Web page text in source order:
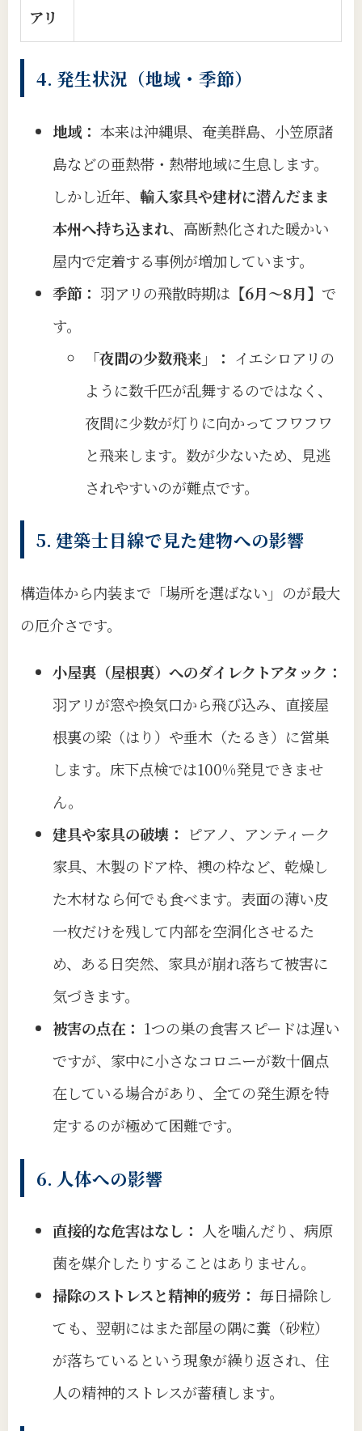
アリ
4. 発生状況（地域・季節）
地域： 本来は沖縄県、奄美群島、小笠原諸
島などの亜熱帯・熱帯地域に生息します。
しかし近年、 輸入家具や建材に潜んだまま
本州へ持ち込まれ、高断熱化された暖かい
屋内で定着する事例が増加しています。
季節： 羽アリの飛散時期は 【6月〜8月】 で
す。
「夜間の少数飛来」： イエシロアリの
ように数千匹が乱舞するのではなく、
夜間に少数が灯りに向かってフワフワ
と飛来します。数が少ないため、見逃
されやすいのが難点です。
5. 建築士目線で見た建物への影響
構造体から内装まで「場所を選ばない」のが最大
の厄介さです。
小屋裏（屋根裏）へのダイレクトアタック：
羽アリが窓や換気口から飛び込み、直接屋
根裏の梁（はり）や垂木（たるき）に営巣
します。床下点検では100%発見できませ
ん。
建具や家具の破壊： ピアノ、アンティーク
家具、木製のドア枠、襖の枠など、乾燥し
た木材なら何でも食べます。表面の薄い皮
一枚だけを残して内部を空洞化させるた
め、ある日突然、家具が崩れ落ちて被害に
気づきます。
被害の点在： 1つの巣の食害スピードは遅い
ですが、家中に小さなコロニーが数十個点
在している場合があり、全ての発生源を特
定するのが極めて困難です。
6. 人体への影響
直接的な危害はなし： 人を噛んだり、病原
菌を媒介したりすることはありません。
掃除のストレスと精神的疲労： 毎日掃除し
ても、翌朝にはまた部屋の隅に糞（砂粒）
が落ちているという現象が繰り返され、住
人の精神的ストレスが蓄積します。